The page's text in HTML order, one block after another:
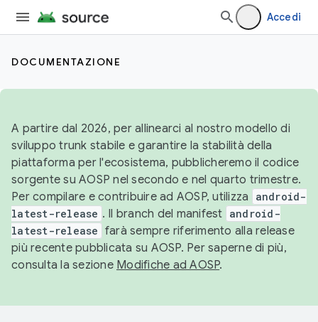
Accedi
DOCUMENTAZIONE
A partire dal 2026, per allinearci al nostro modello di
sviluppo trunk stabile e garantire la stabilità della
piattaforma per l'ecosistema, pubblicheremo il codice
sorgente su AOSP nel secondo e nel quarto trimestre.
Per compilare e contribuire ad AOSP, utilizza
android-
latest-release . Il branch del manifest android-
latest-release farà sempre riferimento alla release
più recente pubblicata su AOSP. Per saperne di più,
consulta la sezione Modifiche ad AOSP.